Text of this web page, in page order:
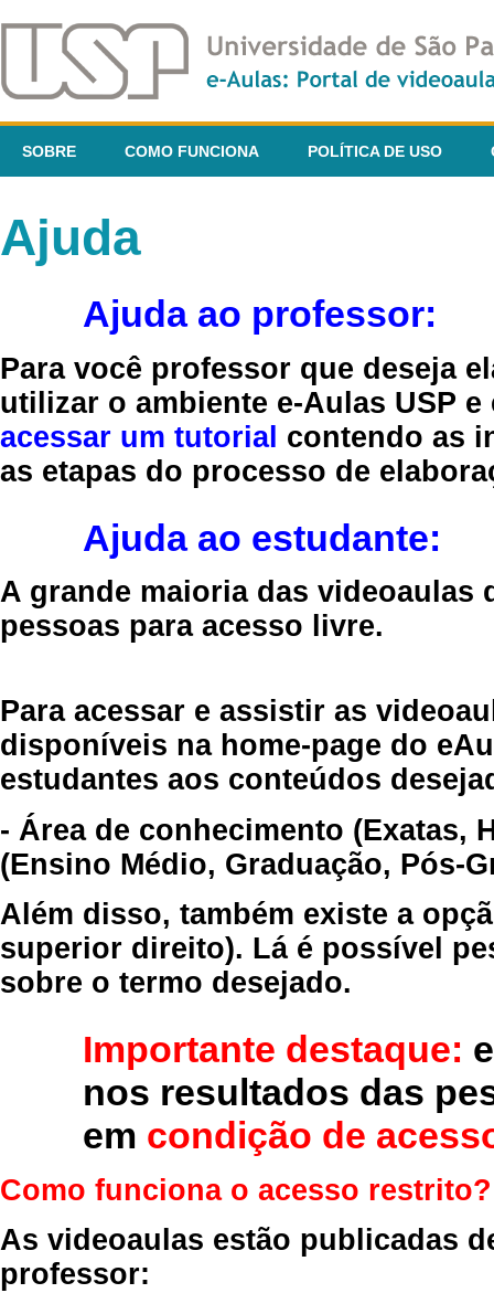
SOBRE COMO FUNCIONA POLÍTICA DE USO
Ajuda
Ajuda ao professor:
Para você professor que deseja
utilizar o ambiente e-Aulas USP
acessar um tutorial contendo as
as etapas do processo de
Ajuda ao estudante:
A grande maioria das videoaulas
pessoas para acesso livre.
Para acessar e assistir as
disponíveis na home-page do
estudantes aos conteúdos
- Área de conhecimento (Exatas,
(Ensino Médio, Graduação, Pós-
Além disso, também existe a
superior direito). Lá é possível
sobre o termo desejado.
Importante destaque:
nos resultados das
em condição de
Como funciona o acesso restrito?
As videoaulas estão publicadas
professor: